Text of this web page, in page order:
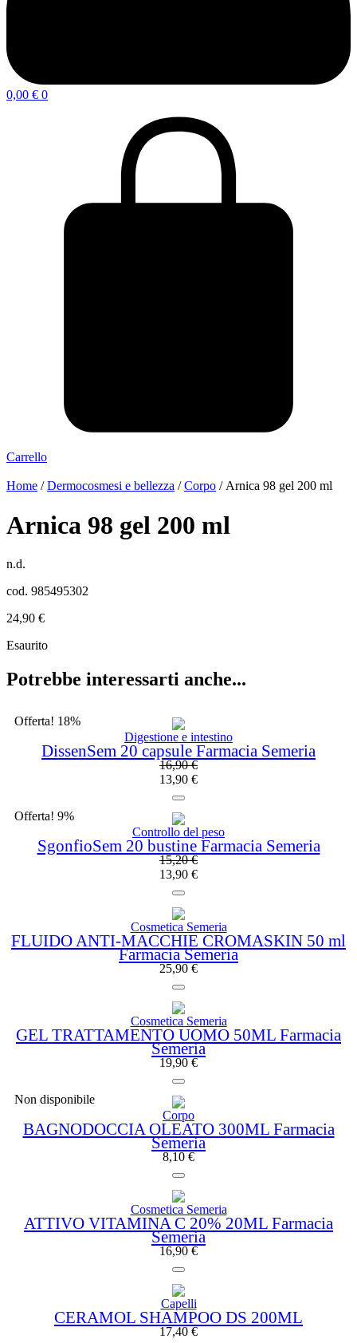
0,00 € 0
Carrello
Home /Dermocosmesi e bellezza /Corpo / Arnica 98 gel 200 ml
Arnica 98 gel 200 ml
n.d.
cod. 985495302
24,90 €
Esaurito
Potrebbe interessarti anche...
Offerta! 18%
Digestione e intestino
DissenSem 20 capsule Farmacia Semeria
16,90€
13,90 €
Offerta! 9%
Controllo del peso
SgonfioSem 20 bustine Farmacia Semeria
15,20€
13,90 €
Cosmetica Semeria
FLUIDO ANTI-MACCHIE CROMASKIN 50 ml
Farmacia Semeria
25,90 €
Cosmetica Semeria
GEL TRATTAMENTO UOMO 50ML Farmacia
Semeria
19,90 €
Non disponibile
Corpo
BAGNODOCCIA OLEATO 300ML Farmacia
Semeria
8,10 €
Cosmetica Semeria
ATTIVO VITAMINA C 20% 20ML Farmacia
Semeria
16,90 €
Capelli
CERAMOL SHAMPOO DS 200ML
17,40 €